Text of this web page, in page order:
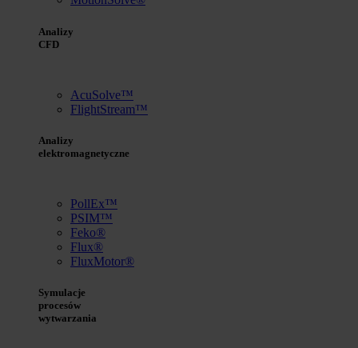
Analizy
CFD
AcuSolve™
FlightStream™
Analizy
elektromagnetyczne
PollEx™
PSIM™
Feko®
Flux®
FluxMotor®
Symulacje
procesów
wytwarzania